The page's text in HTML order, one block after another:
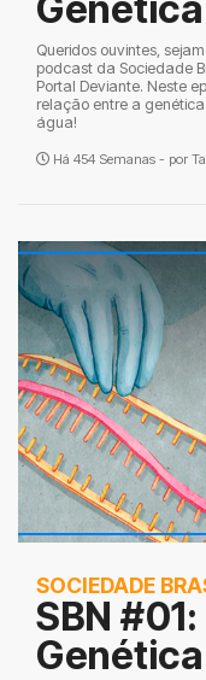
Queridos ouvintes,
podcast da Sociedade
Portal Deviante. Neste
relação entre a
água!
Há 454 Semanas - por
SOCIEDADE
SBN
Genética